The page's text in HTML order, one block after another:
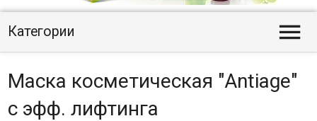
Категории 
Маска косметическая "Antiage"
с эфф. лифтинга